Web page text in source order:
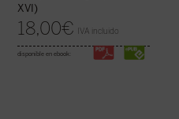
XVI)
18,00€ IVA incluido
disponible en ebook: